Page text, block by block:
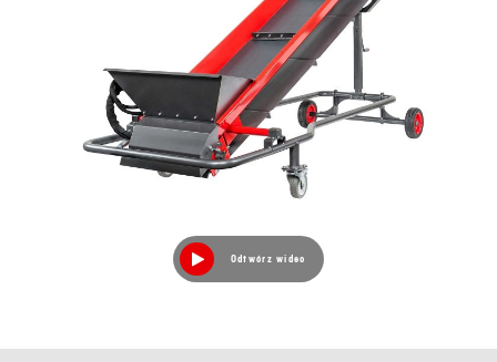
Odtwórz wideo